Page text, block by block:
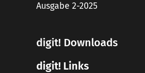
Ausgabe 2-2025
digit! Downloads
digit! Links